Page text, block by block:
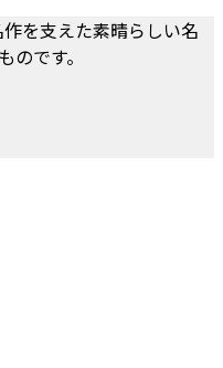
を支えた素晴らしい名
のです。